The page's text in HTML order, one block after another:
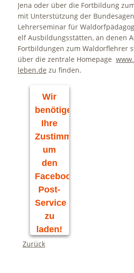
Jena oder über die Fortbildung
mit Unterstützung der
Lehrerseminar für
elf Ausbildungsstätten, an denen
Fortbildungen zum Waldorflehrer
über die zentrale Homepage
leben.de zu finden.
Wir
benötigen
Ihre
Zustimmung,
um
den
Facebook
Post-
Service
zu
laden!
Wir
Zurück